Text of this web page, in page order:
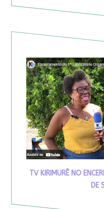
TV KIRIMURÊ NO
DE